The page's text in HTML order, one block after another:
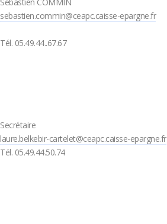
Sébastien COMMIN
sebastien.commin@ceapc.caisse-epargne.fr
Tél. 05.49.44..67.67
Secrétaire
laure.belkebir-cartelet@ceapc.caisse-epargne.fr
Tél. 05.49.44.50.74